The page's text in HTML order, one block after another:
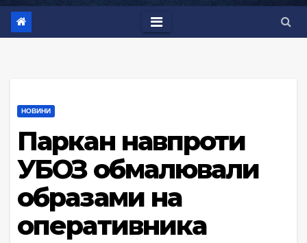
НОВИНИ
Паркан навпроти
УБОЗ обмалювали
образами на
оперативника